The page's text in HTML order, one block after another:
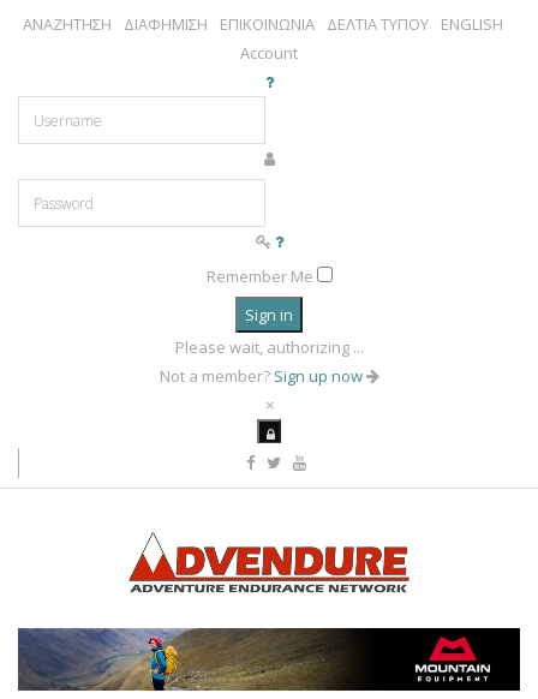
ΑΝΑΖΗΤΗΣΗ ΔΙΑΦΗΜΙΣΗ ΕΠΙΚΟΙΝΩΝΙΑ ΔΕΛΤΙΑ ΤΥΠΟΥ
ENGLISH
Account
Remember Me
Sign in
Please wait, authorizing ...
Not a member? Sign up now
×